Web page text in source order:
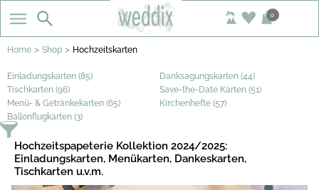
0
Home > Shop > Hochzeitskarten
Einladungskarten (85)
Danksagungskarten (44)
Tischkarten (96)
Save-the-Date Karten (51)
Menü- & Getränkekarten (65)
Kirchenhefte (57)
Ballonflugkarten (3)
Hochzeitspapeterie Kollektion 2024/2025:
Einladungskarten, Menükarten, Dankeskarten,
Tischkarten u.v.m.